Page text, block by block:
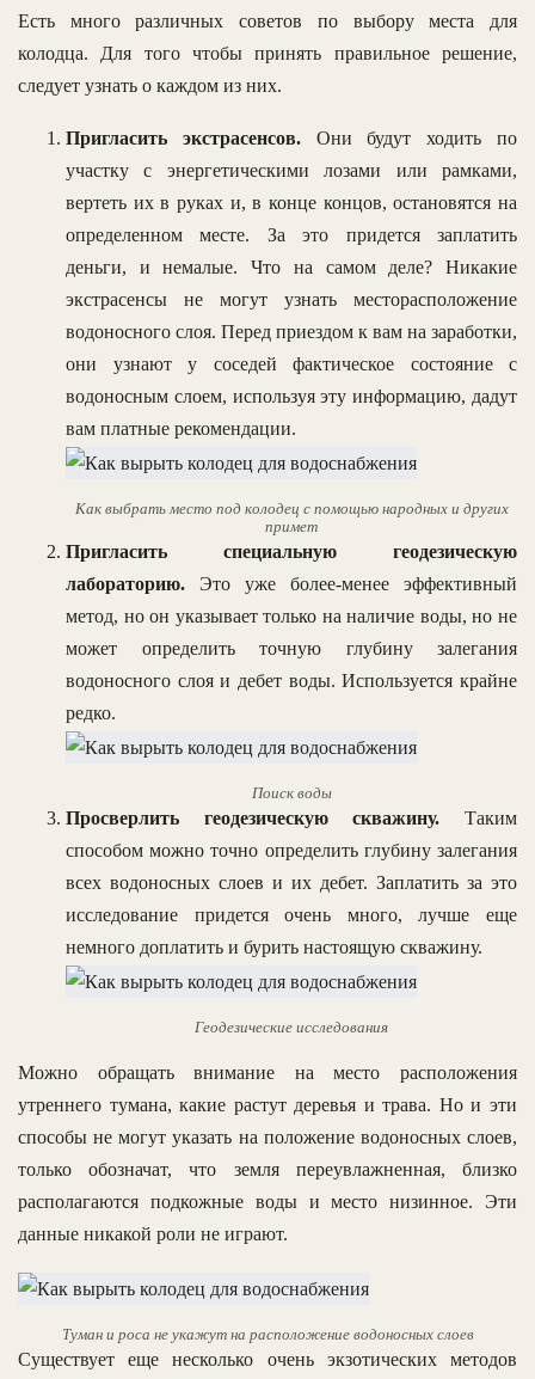
Есть много различных советов по выбору места для
колодца. Для того чтобы принять правильное решение,
следует узнать о каждом из них.
Пригласить экстрасенсов.Они будут ходить по
участку с энергетическими лозами или рамками,
вертеть их в руках и, в конце концов, остановятся на
определенном месте. За это придется заплатить
деньги, и немалые. Что на самом деле? Никакие
экстрасенсы не могут узнать месторасположение
водоносного слоя. Перед приездом к вам на заработки,
они узнают у соседей фактическое состояние с
водоносным слоем, используя эту информацию, дадут
вам платные рекомендации.
Как выбрать место под колодец с помощью народных и других
примет
Пригласить специальную геодезическую
лабораторию. Это уже более-менее эффективный
метод, но он указывает только на наличие воды, но не
может определить точную глубину залегания
водоносного слоя и дебет воды. Используется крайне
редко.
Поиск воды
Просверлить геодезическую скважину. Таким
способом можно точно определить глубину залегания
всех водоносных слоев и их дебет. Заплатить за это
исследование придется очень много, лучше еще
немного доплатить и бурить настоящую скважину.
Геодезические исследования
Можно обращать внимание на место расположения
утреннего тумана, какие растут деревья и трава. Но и эти
способы не могут указать на положение водоносных слоев,
только обозначат, что земля переувлажненная, близко
располагаются подкожные воды и место низинное. Эти
данные никакой роли не играют.
Туман и роса не укажут на расположение водоносных слоев
Существует еще несколько очень экзотических методов